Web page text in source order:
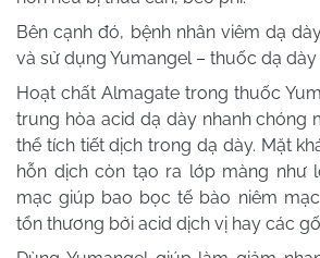
Bên cạnh đó, bệnh nhân viêm dạ
và sử dụng Yumangel – thuốc dạ dày
Hoạt chất Almagate trong thuốc
trung hòa acid dạ dày nhanh chóng
thể tích tiết dịch trong dạ dày. Mặt
hỗn dịch còn tạo ra lớp màng như
mạc giúp bao bọc tế bào niêm
tổn thương bởi acid dịch vị hay các